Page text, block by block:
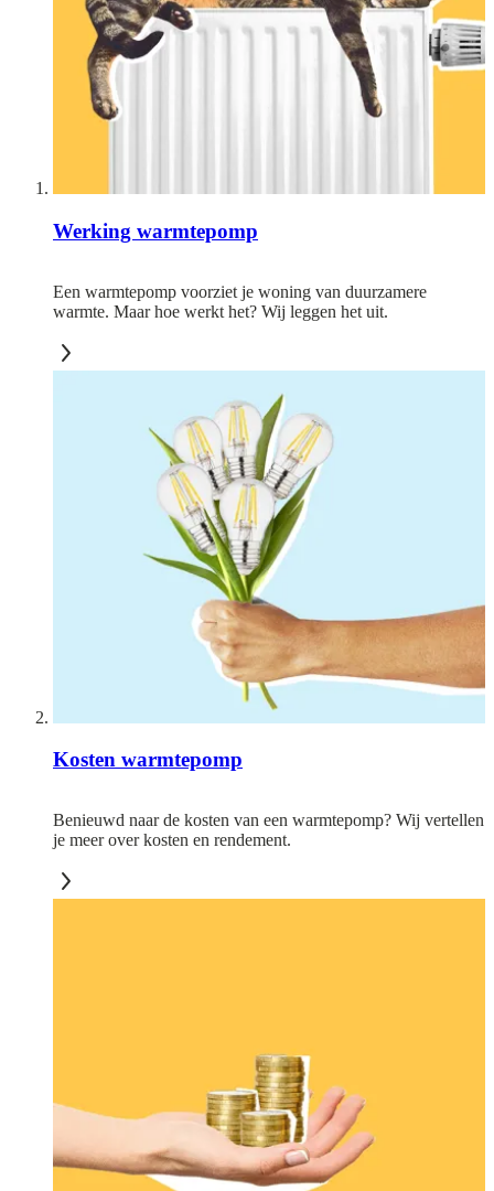
Werking warmtepomp
Een warmtepomp voorziet je woning van duurzamere
warmte. Maar hoe werkt het? Wij leggen het uit.
Kosten warmtepomp
Benieuwd naar de kosten van een warmtepomp? Wij vertellen
je meer over kosten en rendement.